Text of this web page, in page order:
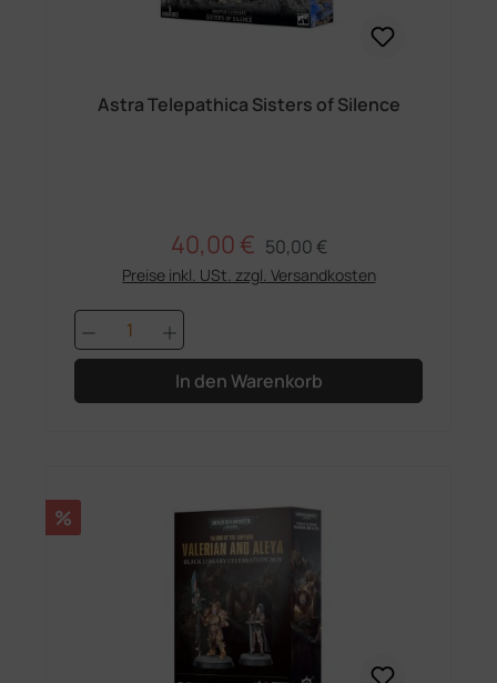
Astra Telepathica Sisters of Silence
Verkaufspreis:
40,00 € Regulärer Preis:
50,00 €
Preise inkl. USt. zzgl. Versandkosten
Produkt Anzahl: Gib den
In den Warenkorb
Rabatt
%